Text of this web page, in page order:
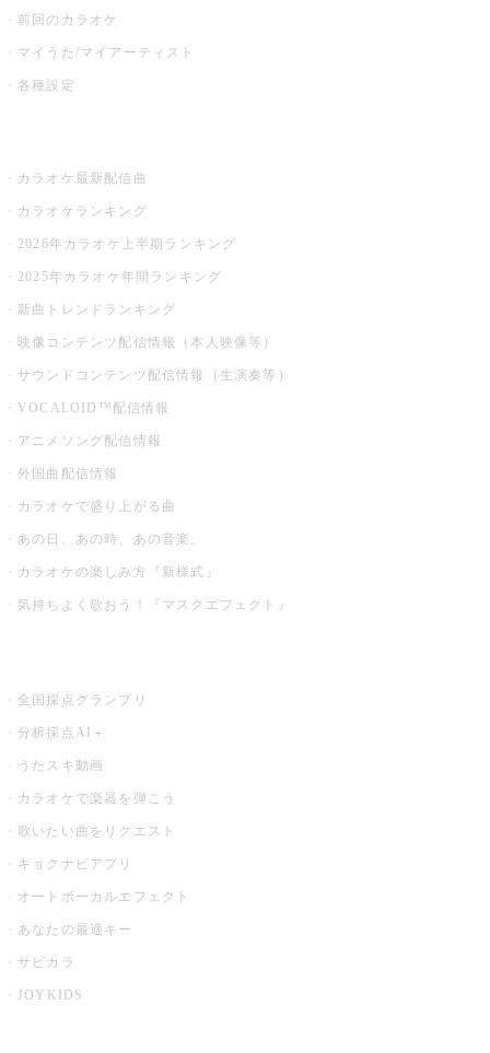
前回のカラオケ
マイうた/マイアーティスト
各種設定
カラオケ最新配信曲
カラオケランキング
2026年カラオケ上半期ランキング
2025年カラオケ年間ランキング
新曲トレンドランキング
映像コンテンツ配信情報（本人映像等）
サウンドコンテンツ配信情報（生演奏等）
VOCALOID™配信情報
アニメソング配信情報
外国曲配信情報
カラオケで盛り上がる曲
あの日、あの時、あの音楽。
カラオケの楽しみ方『新様式』
気持ちよく歌おう！『マスクエフェクト』
全国採点グランプリ
分析採点AI＋
うたスキ動画
カラオケで楽器を弾こう
歌いたい曲をリクエスト
キョクナビアプリ
オートボーカルエフェクト
あなたの最適キー
サビカラ
JOYKIDS